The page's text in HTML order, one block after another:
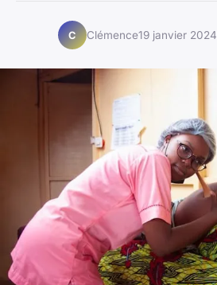
C Clémence19 janvier 2024